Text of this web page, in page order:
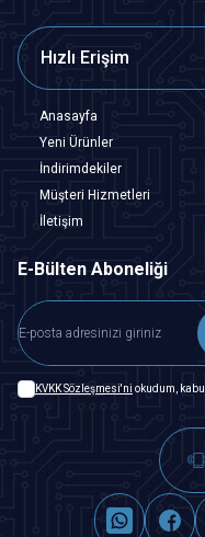
Hızlı Erişim
Anasayfa
Yeni Ürünler
İndirimdekiler
Müşteri Hizmetleri
İletişim
E-Bülten Aboneliği
KVKK Sözleşmesi'ni okudum,